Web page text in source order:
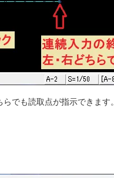
でも読取点が指示できます。